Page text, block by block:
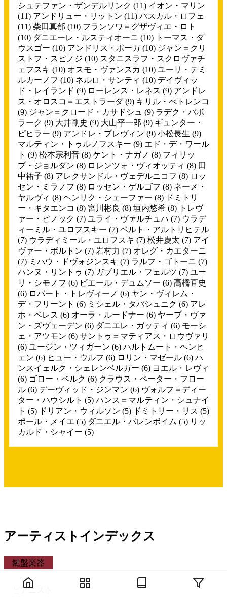
シュテファン・ザンデルリンク (11) イオン・マリン
(11) アンドリュー・リットン (11) パスカル・ロフェ
(11) 柴田真郁 (10) フランソワ＝グザヴィエ・ロト
(10) ダニエーレ・ルスティオーニ (10) トーマス・ダ
ウスゴー (10) アンドリス・ポーガ(10) ジャン＝クリ
ストフ・スピノジ (10) スタニスラフ・スクロヴァチ
ェフスキ (10) オスモ・ヴァンスカ (10) ユーリ・テミ
ルカーノフ (10) ネルロ・サンティ (10) デイヴィッ
ド・レイランド (9) ローレンス・レネス (9) アンドレ
ス・オロスコ＝エストラーダ(9) キリル・ぺトレンコ
(9) ジャン＝クロード・カサドシュ (9) ラデク・バボ
ラーク (9) 大井剛史 (9) 大山平一郎 (9) ギュンター・
ピヒラー (9) アンドレ・プレヴィン (9) 小松長生 (9)
マルティン・トゥルノフスキー (9) エド・デ・ワール
ト (9) 松本宗利音 (8) ケント・ナガノ (8) フィリッ
プ・ジョルダン (8) ロレンツォ・ヴィオッティ (8) 田
中祐子 (8) アレクサンドル・ヴェデルニコフ (8) ロッ
セン・ミラノフ (8) ロッセン・ゲルゴフ (8) ネーメ・
ヤルヴィ (8) ヘンリク・シェーファー (8) ドミトリ
ー・キタエンコ (8) 宮川彬良 (8) 垣内悠希 (8) トレヴ
ァー・ピノック (7) ユライ・ヴァルチュハ (7) ウラデ
ィーミル・ユロフスキー (7) ペルト・アルトリヒテル
(7) ウラディミール・ユロフスキ (7) 松井慶太 (7) アイ
ヴァー・ボルトン (7) 岩村力 (7) オレグ・カエターニ
(7) ミハウ・ドヴォジンスキ (7) ラルフ・ゴトーニ (7)
ハンヌ・リントゥ (7) ガブリエル・フェルツ (7) ユー
リ・シモノフ (6) ピエール・デュムソー (6) 髙橋直史
(6) ロバート・トレヴィーノ (6) ヤン・ヴィレム・
デ・フリーント (6) ミシェル・タバシュニク (6) アレ
ホ・ペレス (6) オーラ・ルードナー (6) ヤープ・ヴァ
ン・ズヴェーデン (6) ダニエレ・ガッティ (6) モーシ
ェ・アツモン (6) サントゥ＝マティアス・ロウヴァリ
(6) ユージン・ツィガーン (6) ハルトムート・ヘンヒ
ェン (6) ヒュー・ウルフ (6) ロリン・マゼール (6) ハ
ンスイェルク・シェレンベルガー (6) ヨエル・レヴィ
(6) ゴロー・ベルク (6) クラウス・ペーター・フロー
ル (6) デーヴィッド・ジンマン (6) ヴォルフ＝ディー
ター・ハウシルト (5) ハンス＝マルティン・シュナイ
ト (5) ドリアン・ウィルソン (5) ドミトリー・リス (5)
ポール・メイエ (5) ダニエル・バレンボイム (5) リッ
カルド・シャイー (5)
アーティストインデックス
鍵盤楽器
ピアニスト